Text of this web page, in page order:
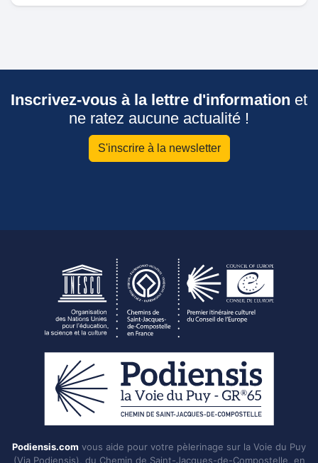
Inscrivez-vous à la lettre d'information et
ne ratez aucune actualité !
S'inscrire à la newsletter
Podiensis.com vous aide pour votre pèlerinage sur la Voie du Puy
(Via Podiensis), du Chemin de Saint-Jacques-de-Compostelle, en